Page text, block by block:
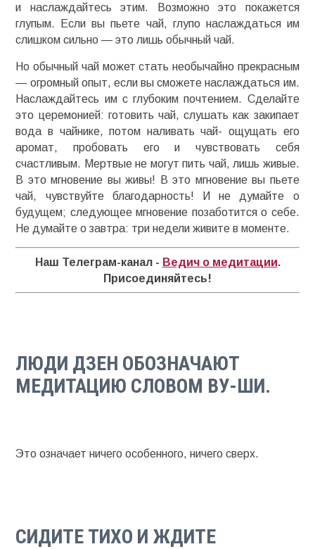
и наслаждайтесь этим. Возможно это покажется
глупым. Если вы пьете чай, глупо наслаждаться им
слишком сильно — это лишь обычный чай.
Но обычный чай может стать необычайно прекрасным
— огромный опыт, если вы сможете наслаждаться им.
Наслаждайтесь им с глубоким почтением. Сделайте
это церемонией: готовить чай, слушать как закипает
вода в чайнике, потом наливать чай- ощущать его
аромат, пробовать его и чувствовать себя
счастливым. Мертвые не могут пить чай, лишь живые.
В это мгновение вы живы! В это мгновение вы пьете
чай, чувствуйте благодарность! И не думайте о
будущем; следующее мгновение позаботится о себе.
Не думайте о завтра: три недели живите в моменте.
Наш Телеграм-канал - Ведич о медитации.
Присоединяйтесь!
ЛЮДИ ДЗЕН ОБОЗНАЧАЮТ
МЕДИТАЦИЮ СЛОВОМ ВУ-ШИ.
Это означает ничего особенного, ничего сверх.
СИДИТЕ ТИХО И ЖДИТЕ